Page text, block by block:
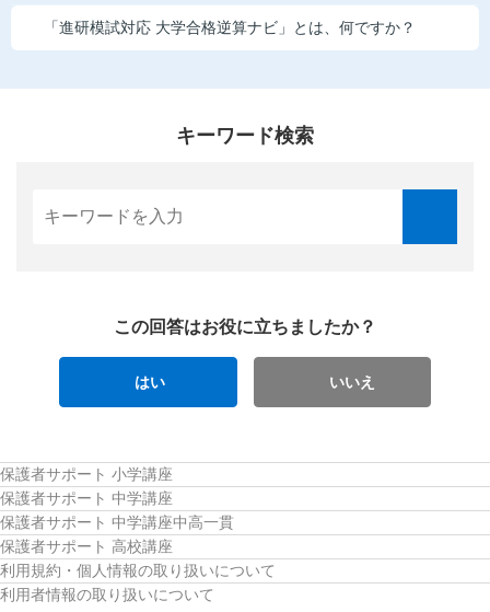
「進研模試対応 大学合格逆算ナビ」とは、何ですか？
キーワード検索
この回答はお役に立ちましたか？
はい いいえ
保護者サポート 小学講座
保護者サポート 中学講座
保護者サポート 中学講座中高一貫
保護者サポート 高校講座
利用規約・個人情報の取り扱いについて
利用者情報の取り扱いについて